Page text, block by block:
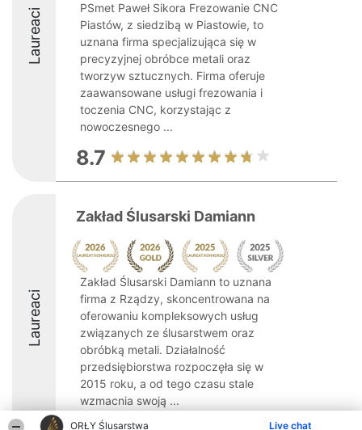
ORŁY Ślusarstwa Live chat
Laureaci
PSmet Paweł Sikora Frezowanie CNC
Piastów, z siedzibą w Piastowie, to
uznana firma specjalizująca się w
precyzyjnej obróbce metali oraz
tworzyw sztucznych. Firma oferuje
zaawansowane usługi frezowania i
toczenia CNC, korzystając z
nowoczesnego ...
8.7
Laureaci
Zakład Ślusarski Damiann
Zakład Ślusarski Damiann to uznana
firma z Rządzy, skoncentrowana na
oferowaniu kompleksowych usług
związanych ze ślusarstwem oraz
obróbką metali. Działalność
przedsiębiorstwa rozpoczęła się w
2015 roku, a od tego czasu stale
wzmacnia swoją ...